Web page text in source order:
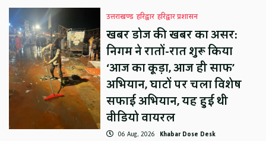
उत्तराखण्ड हरिद्वार हरिद्वार प्रशासन
खबर डोज की खबर का असर:
निगम ने रातों-रात शुरू किया
‘आज का कूड़ा, आज ही साफ’
अभियान, घाटों पर चला विशेष
सफाई अभियान, यह हुई थी
वीडियो वायरल
06 Aug, 2026 Khabar Dose Desk